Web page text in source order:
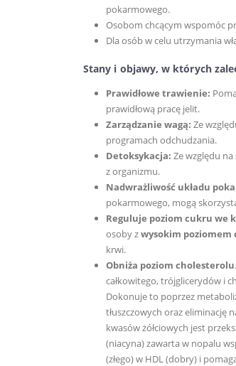
pokarmowego.
Osobom chcącym wspomóc
Dla osób w celu utrzymania
Stany i objawy, w których
Prawidłowe trawienie:
prawidłową pracę jelit.
Zarządzanie wagą: Ze
programach odchudzania.
Detoksykacja: Ze względu na
z organizmu.
Nadwrażliwość układu
pokarmowego, mogą
Reguluje poziom cukru we
osoby zwysokim
krwi.
Obniża poziom cholesterolu
całkowitego, trójglicerydów i
Dokonuje to poprzez
tłuszczowych oraz eliminację
kwasów żółciowych jest
(niacyna) zawarta w nopalu
(złego) w HDL (dobry) i